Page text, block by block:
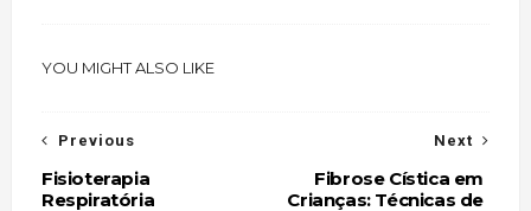
YOU MIGHT ALSO LIKE
Next
Fibrose Cística em
Crianças: Técnicas de
Previous
Fisioterapia
Respiratória